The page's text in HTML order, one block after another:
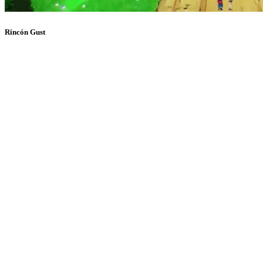
Rincón Gust